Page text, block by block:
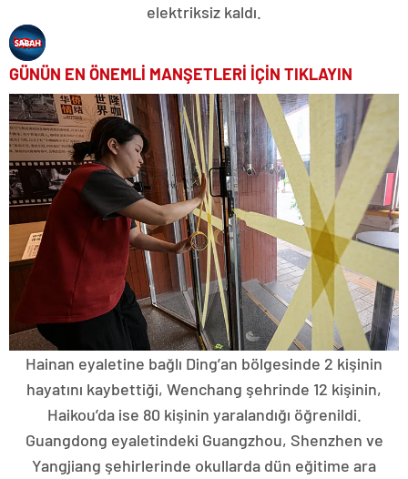
elektriksiz kaldı.
GÜNÜN EN ÖNEMLİ MANŞETLERİ İÇİN TIKLAYIN
Hainan eyaletine bağlı Ding’an bölgesinde 2 kişinin
hayatını kaybettiği, Wenchang şehrinde 12 kişinin,
Haikou’da ise 80 kişinin yaralandığı öğrenildi.
Guangdong eyaletindeki Guangzhou, Shenzhen ve
Yangjiang şehirlerinde okullarda dün eğitime ara